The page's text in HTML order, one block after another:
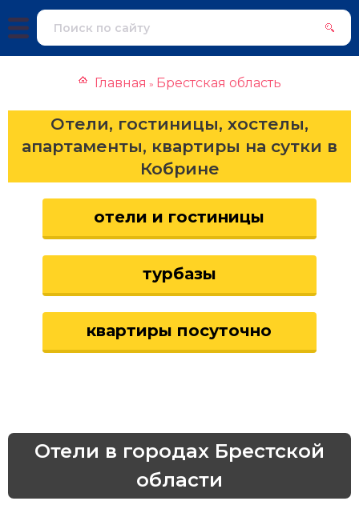
Главная » Брестская область
Отели, гостиницы, хостелы,
апартаменты, квартиры на сутки в
Кобрине
отели и гостиницы
турбазы
квартиры посуточно
Отели в городах Брестской
области